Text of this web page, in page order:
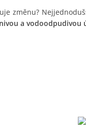
změnu?
a vodoodpudivou